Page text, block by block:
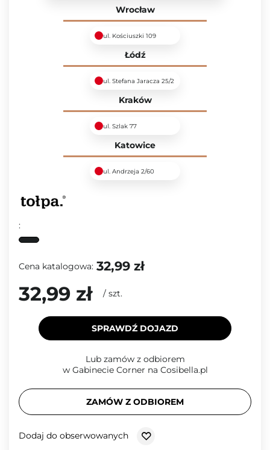
Wrocław
ul. Kościuszki 109
Łódź
ul. Stefana Jaracza 25/2
Kraków
ul. Szlak 77
Katowice
ul. Andrzeja 2/60
:
Cena katalogowa: 32,99 zł
32,99 zł / szt.
SPRAWDŹ DOJAZD
Lub zamów z odbiorem
w Gabinecie Corner na Cosibella.pl
ZAMÓW Z ODBIOREM
Dodaj do obserwowanych